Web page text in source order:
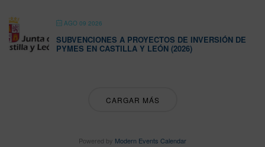
AGO 09 2026
SUBVENCIONES A PROYECTOS DE INVERSIÓN DE
PYMES EN CASTILLA Y LEÓN (2026)
CARGAR MÁS
Powered by Modern Events Calendar